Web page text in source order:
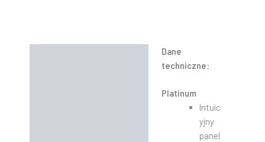
Dane
techniczne:
Platinum
Intuic
yjny
panel